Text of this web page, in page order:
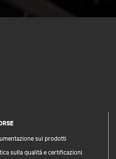
sui prodotti
sulla qualità e certificazioni